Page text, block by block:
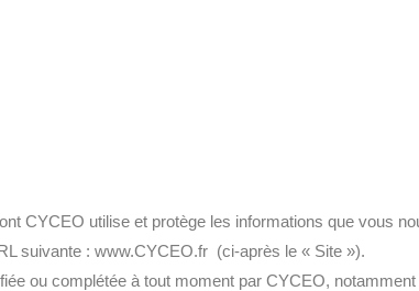
CYCEO utilise et protège les informations que vous
suivante : www.CYCEO.fr (ci-après le « Site »).
ou complétée à tout moment par CYCEO,